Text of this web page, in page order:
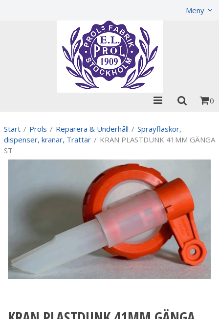
Meny
0
Start / Prols / Reparera & Underhåll / Sprayflaskor,
dispenser, kranar, Trattar / KRAN PLASTDUNK 41MM GÄNGA
ST